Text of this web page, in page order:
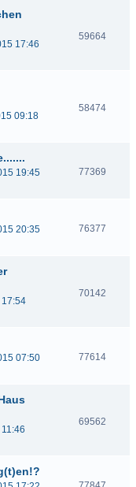
17:46
59664
09:18
58474
19:45
77369
20:35
76377
70142
07:50
77614
69562